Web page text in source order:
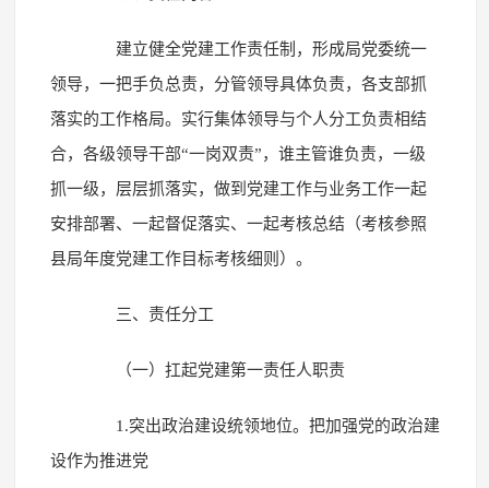
建立健全党建工作责任制，形成局党委统一
领导，一把手负总责，分管领导具体负责，各支部抓
落实的工作格局。实行集体领导与个人分工负责相结
合，各级领导干部“一岗双责”，谁主管谁负责，一级
抓一级，层层抓落实，做到党建工作与业务工作一起
安排部署、一起督促落实、一起考核总结（考核参照
县局年度党建工作目标考核细则）。
三、责任分工
（一）扛起党建第一责任人职责
1.突出政治建设统领地位。把加强党的政治建
设作为推进党